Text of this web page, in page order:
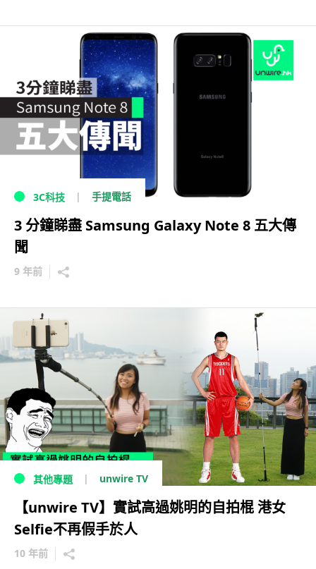
3C科技 手提電話
3 分鐘睇盡 Samsung Galaxy Note 8 五大傳
聞
9 年前
其他專題 unwire TV
【unwire TV】實試高過姚明的自拍棍 港女
Selfie不再假手於人
10 年前